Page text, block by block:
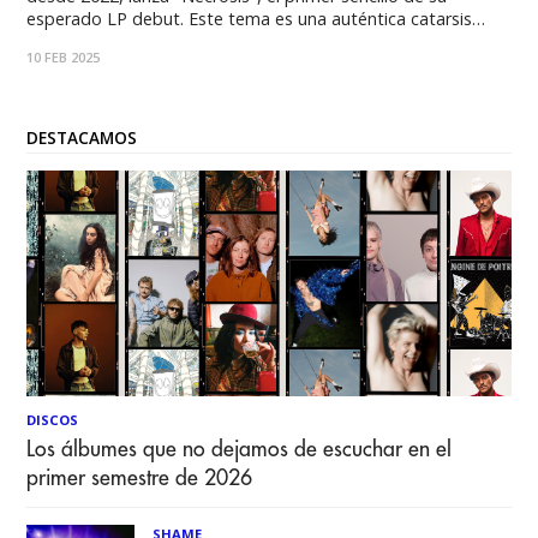
esperado LP debut. Este tema es una auténtica catarsis
rincones de la desesperanza y el dolor. "Necrosis" habla de
10 FEB 2025
DESTACAMOS
DISCOS
Los álbumes que no dejamos de escuchar en el
primer semestre de 2026
SHAME